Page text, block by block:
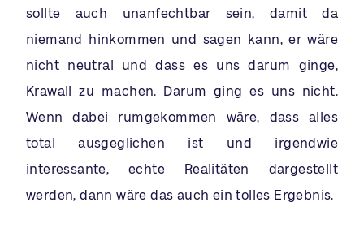
sollte auch unanfechtbar sein, damit da
niemand hinkommen und sagen kann, er wäre
nicht neutral und dass es uns darum ginge,
Krawall zu machen. Darum ging es uns nicht.
Wenn dabei rumgekommen wäre, dass alles
total ausgeglichen ist und irgendwie
interessante, echte Realitäten dargestellt
werden, dann wäre das auch ein tolles Ergebnis.